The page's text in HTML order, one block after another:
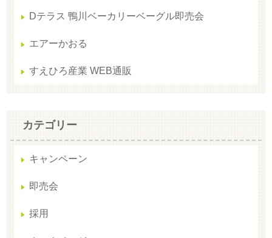
Dテラス 鴨川ベーカリーベーグル即売会
エアーかおる
すえひろ産業 WEB通販
カテゴリー
キャンペーン
即売会
採用